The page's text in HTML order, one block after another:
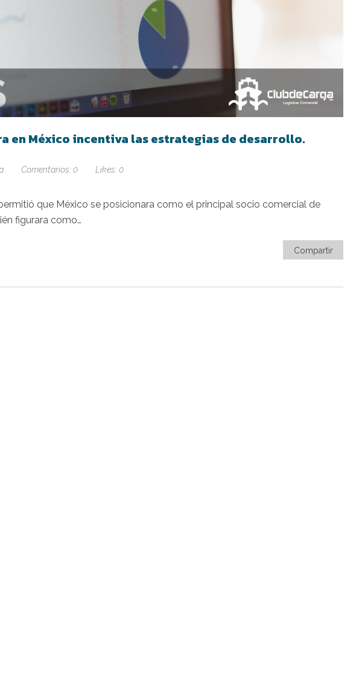
en México incentiva las estrategias de desarrollo.
Comentarios: 0 Likes: 0
que México se posicionara como el principal socio comercial de
figurara como…
Compartir